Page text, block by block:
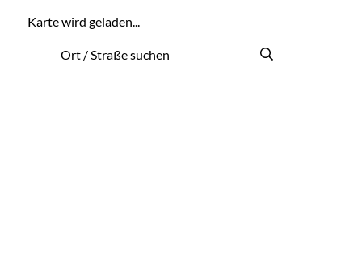
Karte wird geladen...